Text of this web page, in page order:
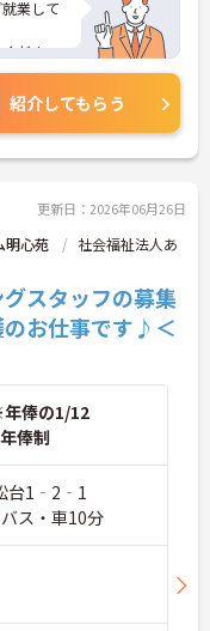
業して
ださ
紹介してもらう
更新日：2026年06月26日
明心苑
社会福祉法人あ
グスタッフの募集
お仕事です♪＜
俸の1/12
俸制
台1‐2‐1
ス・車10分